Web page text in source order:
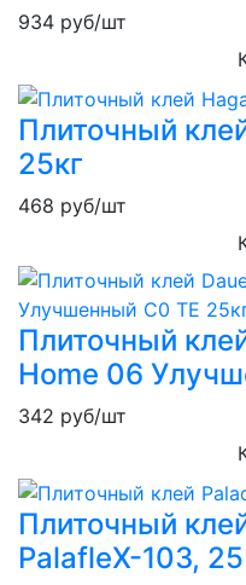
934 руб/шт
Плиточный
25кг
468 руб/шт
Плиточный
Home 06
342 руб/шт
Плиточный
PalafleХ-103, 25